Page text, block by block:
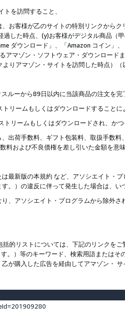
を訪問すること、
お客様が乙のサイトの特別リンクから
した時点、(y)お客様がデジタル商品（
ダウンロード」、「Amazon コイン」
マゾン・ソフトウェア・ダウンロード
りアマゾン・サイトを訪問した時点）（
ルーから89日以内に当該商品の注文を
リームもしくはダウンロードすることに
リームもしくはダウンロードされ、かつ
出荷手数料、ギフト包装料、取扱手数
料および不良債権を差し引いた金額を意味
最新版の本規約 など、アソシエイト・
す。）の違反に伴って発生した場合は、い
、アソシエイト・プログラムから除外さ
的リストについては、下記のリンクを
）等のキーワード、検索用語または
が購入した広告を経由してアマゾン・